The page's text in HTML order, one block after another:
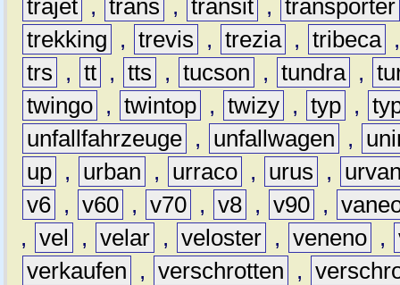
trajet , trans , transit , transporter
trekking
, trevis , trezia , tribeca
trs
, tt , tts , tucson , tundra ,
twingo , twintop , twizy , typ ,
unfallfahrzeuge , unfallwagen ,
up , urban , urraco , urus ,
v6 , v60 , v70 , v8 , v90 ,
, vel , velar , veloster , veneno ,
verkaufen
, verschrotten ,